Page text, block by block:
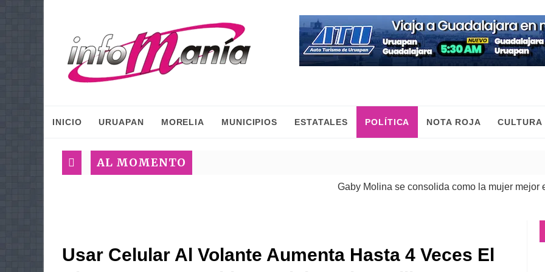
INICIO URUAPAN MORELIA MUNICIPIOS ESTATALES POLÍTICA NOTA ROJA CULTURA
AL MOMENTO
Gaby Molina se consolida como la mujer mejor
Usar Celular Al Volante Aumenta Hasta 4 Veces El